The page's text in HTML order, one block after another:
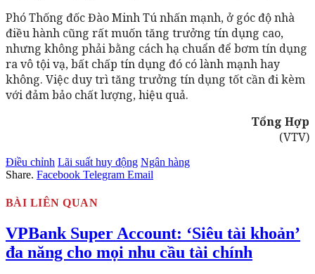
Phó Thống đốc Đào Minh Tú nhấn mạnh, ở góc độ nhà
điều hành cũng rất muốn tăng trưởng tín dụng cao,
nhưng không phải bằng cách hạ chuẩn để bơm tín dụng
ra vô tội vạ, bất chấp tín dụng đó có lành mạnh hay
không. Việc duy trì tăng trưởng tín dụng tốt cần đi kèm
với đảm bảo chất lượng, hiệu quả.
Tổng Hợp
(VTV)
Điều chỉnh Lãi suất huy động Ngân hàng
Share. Facebook Telegram Email
BÀI LIÊN QUAN
VPBank Super Account: ‘Siêu tài khoản’
đa năng cho mọi nhu cầu tài chính